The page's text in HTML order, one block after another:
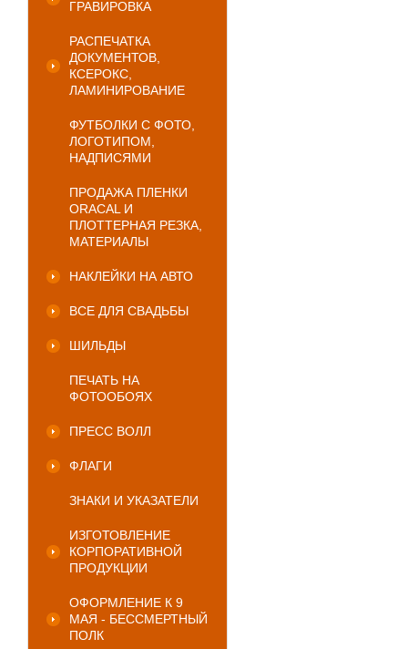
ГРАВИРОВКА
РАСПЕЧАТКА
ДОКУМЕНТОВ,
КСЕРОКС,
ЛАМИНИРОВАНИЕ
ФУТБОЛКИ С ФОТО,
ЛОГОТИПОМ,
НАДПИСЯМИ
ПРОДАЖА ПЛЕНКИ
ORACAL И
ПЛОТТЕРНАЯ РЕЗКА,
МАТЕРИАЛЫ
НАКЛЕЙКИ НА АВТО
ВСЕ ДЛЯ СВАДЬБЫ
ШИЛЬДЫ
ПЕЧАТЬ НА
ФОТООБОЯХ
ПРЕСС ВОЛЛ
ФЛАГИ
ЗНАКИ И УКАЗАТЕЛИ
ИЗГОТОВЛЕНИЕ
КОРПОРАТИВНОЙ
ПРОДУКЦИИ
ОФОРМЛЕНИЕ К 9
МАЯ - БЕССМЕРТНЫЙ
ПОЛК